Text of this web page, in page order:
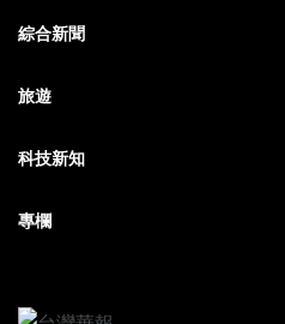
綜合新聞
旅遊
科技新知
專欄